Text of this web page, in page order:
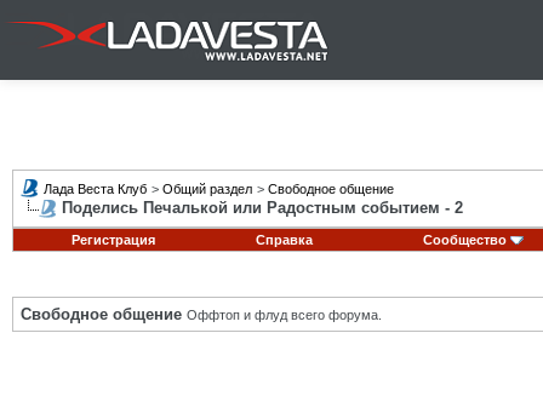
Лада Веста Клуб > Общий раздел > Свободное общение
Поделись Печалькой или Радостным событием - 2
Регистрация Справка Сообщество
Свободное общение Оффтоп и флуд всего форума.